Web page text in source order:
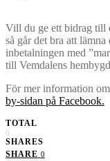
Vill du ge ett bidrag till
så går det bra att
inbetalningen med
till Vemdalens
För mer information
by-sidan på Facebook.
TOTAL
0
SHARES
SHARE 0